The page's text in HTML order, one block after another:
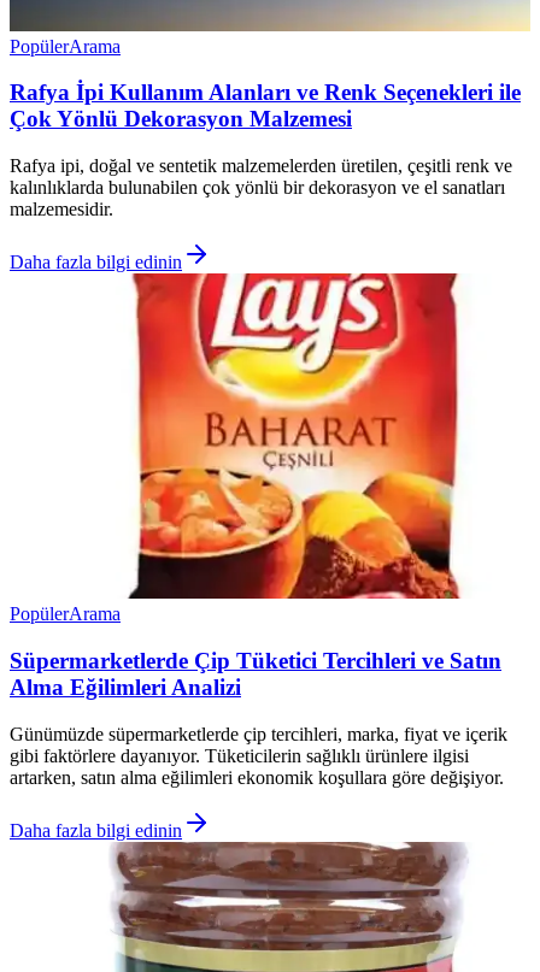
PopülerArama
Rafya İpi Kullanım Alanları ve Renk Seçenekleri ile
Çok Yönlü Dekorasyon Malzemesi
Rafya ipi, doğal ve sentetik malzemelerden üretilen, çeşitli renk ve
kalınlıklarda bulunabilen çok yönlü bir dekorasyon ve el sanatları
malzemesidir.
Daha fazla bilgi edinin
PopülerArama
Süpermarketlerde Çip Tüketici Tercihleri ve Satın
Alma Eğilimleri Analizi
Günümüzde süpermarketlerde çip tercihleri, marka, fiyat ve içerik
gibi faktörlere dayanıyor. Tüketicilerin sağlıklı ürünlere ilgisi
artarken, satın alma eğilimleri ekonomik koşullara göre değişiyor.
Daha fazla bilgi edinin